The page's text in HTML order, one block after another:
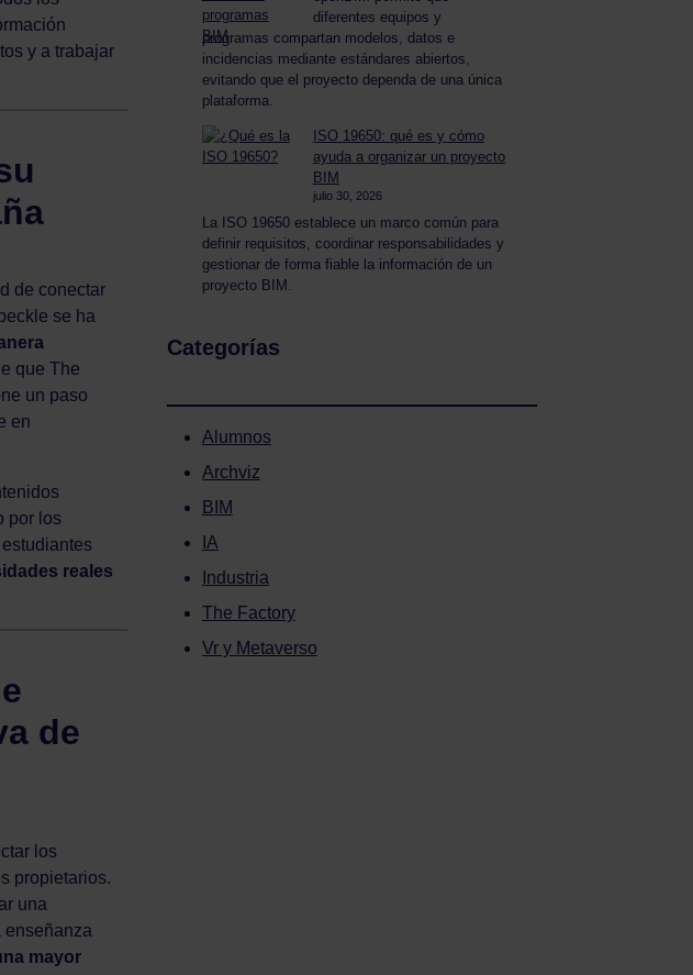
y a trabajar
de conectar
se ha
que The
un paso
en
por los
reales
de
los
propietarios.
una
enseñanza
mayor
diferentes equipos y
programas compartan modelos, datos e
incidencias mediante estándares abiertos,
evitando que el proyecto dependa de una única
plataforma.
ISO 19650: qué es y cómo
ayuda a organizar un proyecto
BIM
julio 30, 2026
La ISO 19650 establece un marco común para
definir requisitos, coordinar responsabilidades y
gestionar de forma fiable la información de un
proyecto BIM.
Categorías
Alumnos
Archviz
BIM
IA
Industria
The Factory
Vr y Metaverso